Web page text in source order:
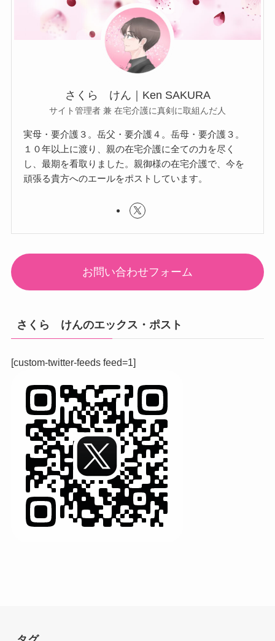
さくら けん｜Ken SAKURA
サイト管理者 兼 在宅介護に真剣に取組んだ人
実母・要介護３。岳父・要介護４。岳母・要介護３。
１０年以上に渡り、親の在宅介護に全ての力を尽く
し、最期を看取りました。親御様の在宅介護で、今を
頑張る貴方へのエールをポストしています。
お問い合わせフォーム
さくら けんのエックス・ポスト
[custom-twitter-feeds feed=1]